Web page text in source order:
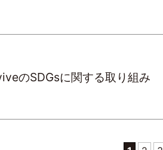
のSDGsに関する取り組み